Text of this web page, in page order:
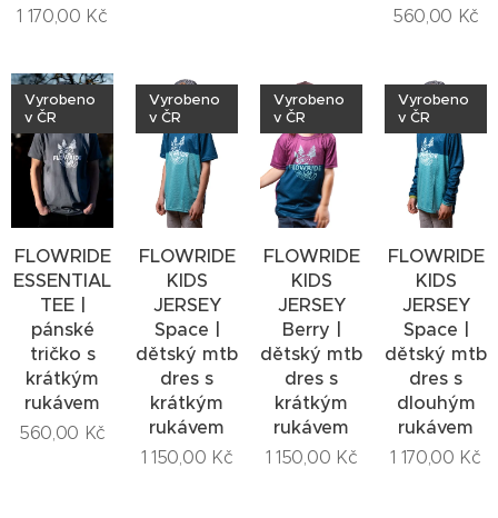
1 170,00 Kč 560,00 Kč
FLOWRIDE
ESSENTIAL
TEE |
pánské
tričko s
krátkým
rukávem
Vyrobeno
v ČR
560,00 Kč
FLOWRIDE
KIDS
JERSEY
Space |
dětský mtb
dres s
krátkým
rukávem
Vyrobeno
v ČR
1 150,00 Kč
FLOWRIDE
KIDS
JERSEY
Berry |
dětský mtb
dres s
krátkým
rukávem
Vyrobeno
v ČR
1 150,00 Kč
FLOWRIDE
KIDS
JERSEY
Space |
dětský mtb
dres s
dlouhým
rukávem
Vyrobeno
v ČR
1 170,00 Kč